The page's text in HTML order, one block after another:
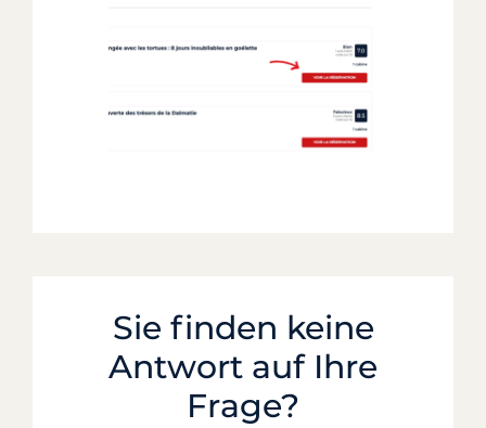
Sie finden keine
Antwort auf Ihre
Frage?